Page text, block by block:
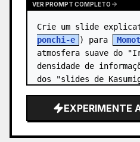
VER PROMPT COMPLETO
Crie um slide
ponchi-e ) para
atmosfera suave do
densidade de
dos "slides de
EXPERIMENTE